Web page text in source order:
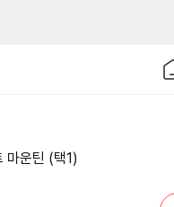
마운틴 (택1)